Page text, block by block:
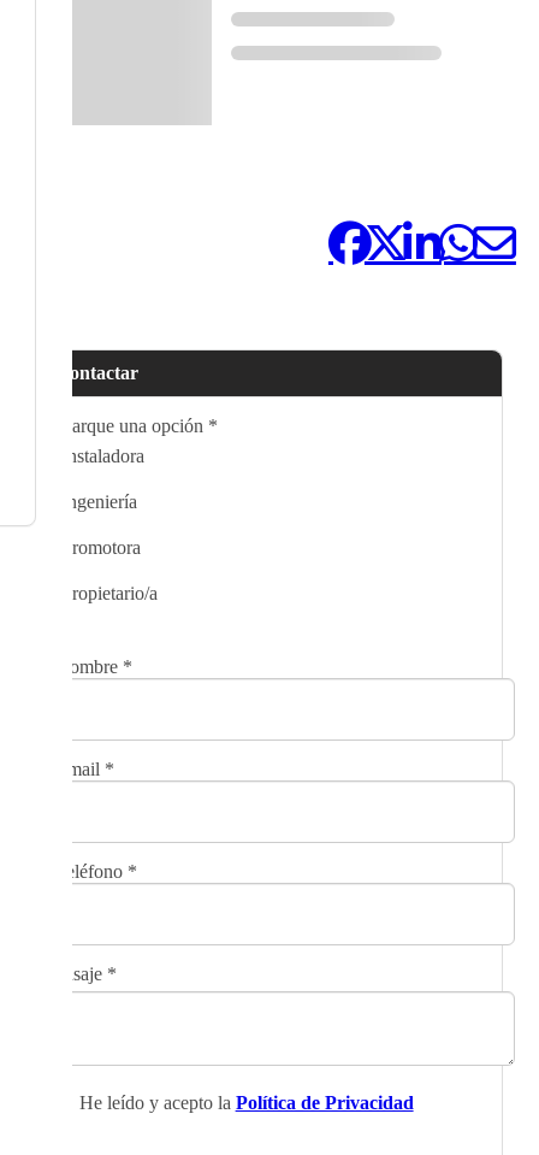
Contactar
Marque una opción *
Instaladora
Ingeniería
Promotora
Propietario/a
Nombre *
Email *
Teléfono *
Mensaje *
He leído y acepto la Política de Privacidad